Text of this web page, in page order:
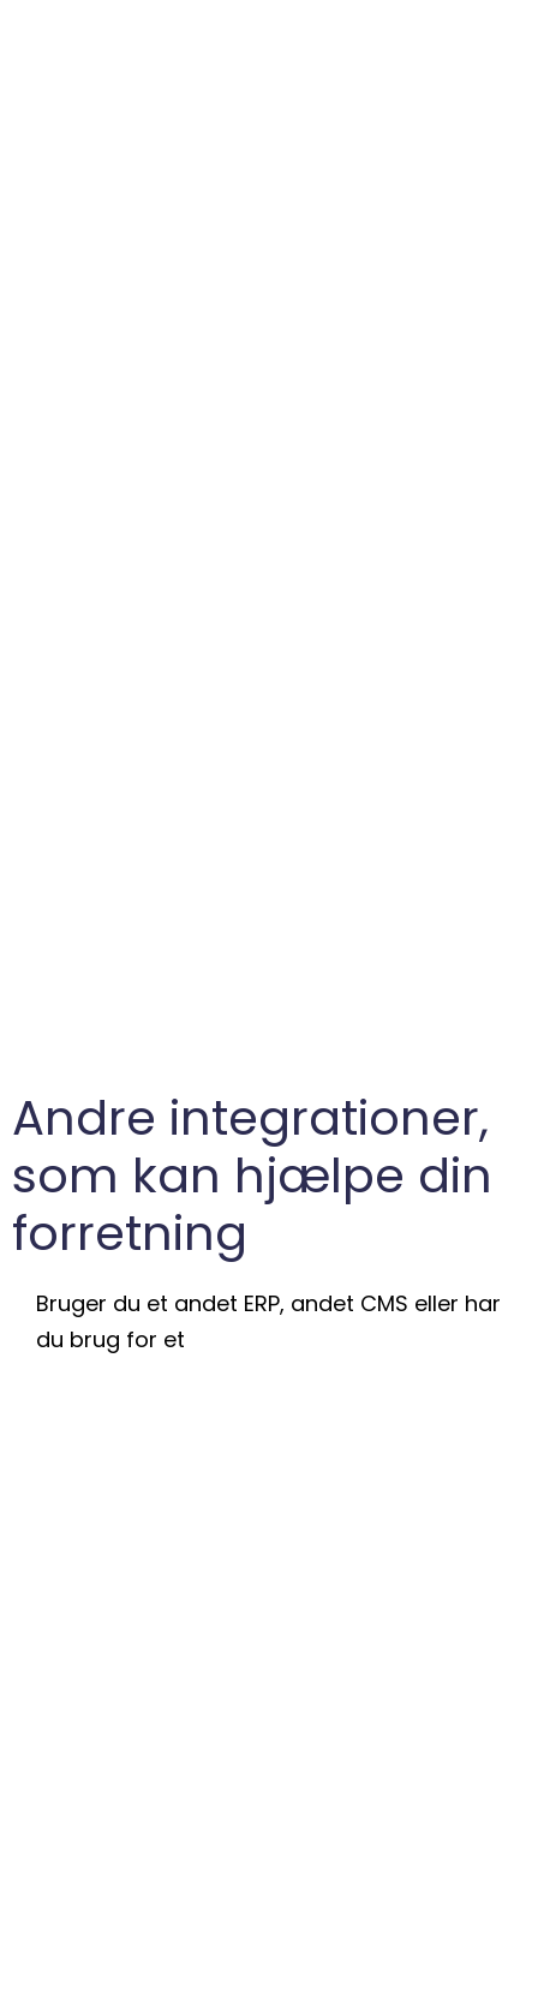
Andre integrationer,
som kan hjælpe din
forretning
Bruger du et andet ERP, andet CMS eller har
du brug for et